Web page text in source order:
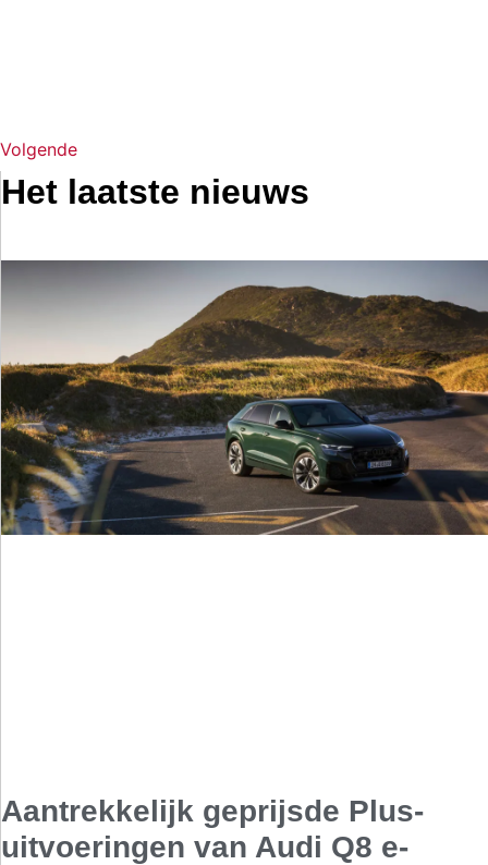
Volgende
Het laatste nieuws
Aantrekkelijk geprijsde Plus-
uitvoeringen van Audi Q8 e-